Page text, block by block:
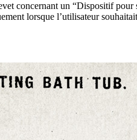
concernant un “Dispositif
lorsque l’utilisateur